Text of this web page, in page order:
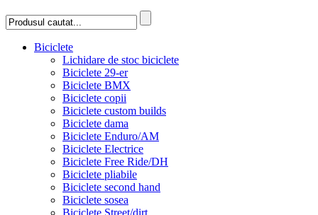
Biciclete
Lichidare de stoc biciclete
Biciclete 29-er
Biciclete BMX
Biciclete copii
Biciclete custom builds
Biciclete dama
Biciclete Enduro/AM
Biciclete Electrice
Biciclete Free Ride/DH
Biciclete pliabile
Biciclete second hand
Biciclete sosea